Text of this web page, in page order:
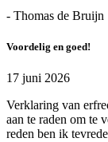
- Thomas de Bruijn
Voordelig en goed!
17 juni 2026
Verklaring van
aan te raden om te
reden ben ik